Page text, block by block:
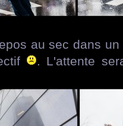
au sec dans
. L'attente